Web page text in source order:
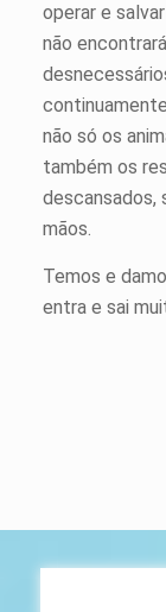
operar e
não
não só os
também os
descansados,
mãos.
Temos e
entra e sai